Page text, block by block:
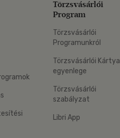
Törzsvásárlói
Program
Törzsvásárlói
Programunkról
Törzsvásárlói Kártya
egyenlege
Törzsvásárlói
szabályzat
Libri App